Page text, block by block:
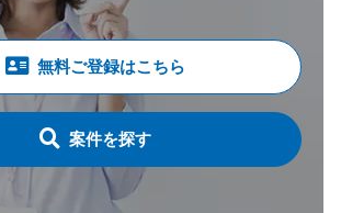
無料ご登録はこちら
案件を探す